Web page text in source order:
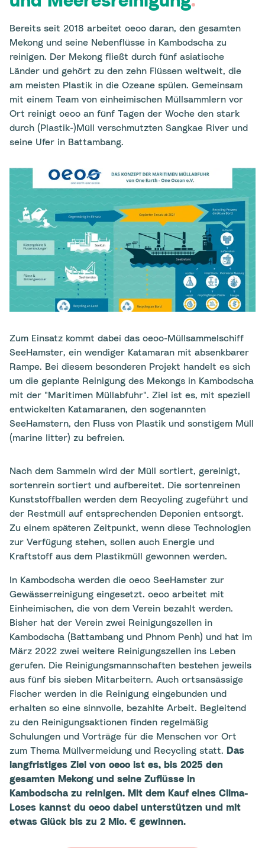
Bereits seit 2018 arbeitet oeoo daran, den gesamten
Mekong und seine Nebenflüsse in Kambodscha zu
reinigen. Der Mekong fließt durch fünf asiatische
Länder und gehört zu den zehn Flüssen weltweit, die
am meisten Plastik in die Ozeane spülen. Gemeinsam
mit einem Team von einheimischen Müllsammlern vor
Ort reinigt oeoo an fünf Tagen der Woche den stark
durch (Plastik-)Müll verschmutzten Sangkae River und
seine Ufer in Battambang.
Zum Einsatz kommt dabei das oeoo-Müllsammelschiff
SeeHamster, ein wendiger Katamaran mit absenkbarer
Rampe. Bei diesem besonderen Projekt handelt es sich
um die geplante Reinigung des Mekongs in Kambodscha
mit der "Maritimen Müllabfuhr". Ziel ist es, mit speziell
entwickelten Katamaranen, den sogenannten
SeeHamstern, den Fluss von Plastik und sonstigem Müll
(marine litter) zu befreien.
Nach dem Sammeln wird der Müll sortiert, gereinigt,
sortenrein sortiert und aufbereitet. Die sortenreinen
Kunststoffballen werden dem Recycling zugeführt und
der Restmüll auf entsprechenden Deponien entsorgt.
Zu einem späteren Zeitpunkt, wenn diese Technologien
zur Verfügung stehen, sollen auch Energie und
Kraftstoff aus dem Plastikmüll gewonnen werden.
In Kambodscha werden die oeoo SeeHamster zur
Gewässerreinigung eingesetzt. oeoo arbeitet mit
Einheimischen, die von dem Verein bezahlt werden.
Bisher hat der Verein zwei Reinigungszellen in
Kambodscha (Battambang und Phnom Penh) und hat im
März 2022 zwei weitere Reinigungszellen ins Leben
gerufen. Die Reinigungsmannschaften bestehen jeweils
aus fünf bis sieben Mitarbeitern. Auch ortsansässige
Fischer werden in die Reinigung eingebunden und
erhalten so eine sinnvolle, bezahlte Arbeit. Begleitend
zu den Reinigungsaktionen finden regelmäßig
Schulungen und Vorträge für die Menschen vor Ort
zum Thema Müllvermeidung und Recycling statt. Das
langfristiges Ziel von oeoo ist es, bis 2025 den
gesamten Mekong und seine Zuflüsse in
Kambodscha zu reinigen. Mit dem Kauf eines Clima-
Loses kannst du oeoo dabei unterstützen und mit
etwas Glück bis zu 2 Mio. € gewinnen.